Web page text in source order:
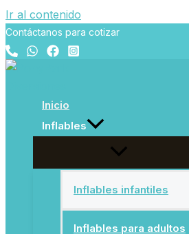
Ir al contenido
Contáctanos para cotizar
Inicio
Inflables
Inflables infantiles
Inflables para adultos